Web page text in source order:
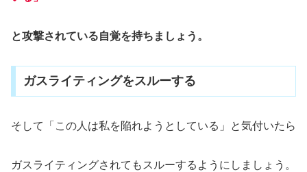
と攻撃されている自覚を持ちましょう。
ガスライティングをスルーする
そして「この人は私を陥れようとしている」と気付いたら
ガスライティングされてもスルーするようにしましょう。